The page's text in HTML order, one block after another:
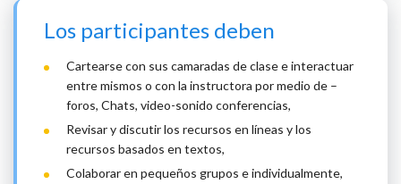
Los participantes deben
Cartearse con sus camaradas de clase e interactuar
entre mismos o con la instructora por medio de –
foros, Chats, video-sonido conferencias,
Revisar y discutir los recursos en líneas y los
recursos basados en textos,
Colaborar en pequeños grupos e individualmente,